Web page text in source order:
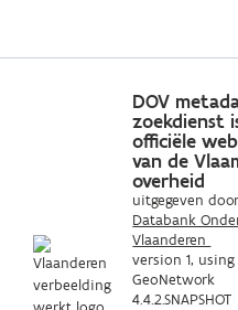
DOV
zoekdienst
officiële
van de
overheid
uitgegeven door
Databank
Vlaanderen
o
e
version1, using
GeoNetwork
4.4.2.SNAPSHOT